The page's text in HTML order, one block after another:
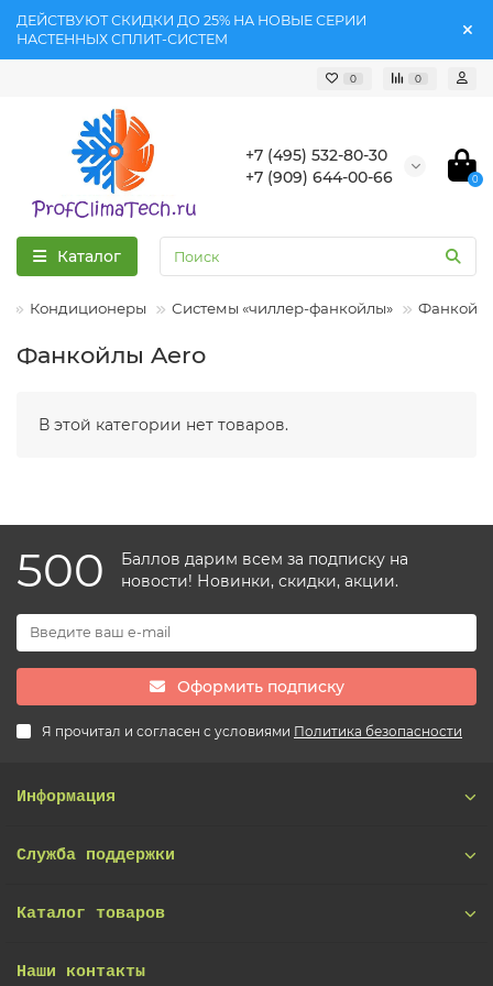
ДЕЙСТВУЮТ СКИДКИ ДО 25% НА НОВЫЕ СЕРИИ
НАСТЕННЫХ СПЛИТ-СИСТЕМ
0 0
+7 (495) 532-80-30
+7 (909) 644-00-66
0
Каталог
Кондиционеры Системы «чиллер-фанкойлы»
Фанкойлы Aero
В этой категории нет товаров.
500
Баллов дарим всем за подписку на
новости! Новинки, скидки, акции.
Оформить подписку
Я прочитал и согласен с условиями Политика безопасности
Информация
Служба поддержки
Каталог товаров
Наши контакты